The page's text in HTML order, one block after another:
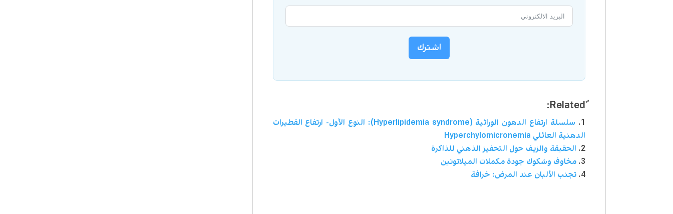
اشترك
سلسلة ارتفاع الدهون الوراثية (Hyperlipidemia syndrome): النوع الأول- ارتفاع القطيرات
الدهنية العائلي Hyperchylomicronemia
الحقيقة والزيف حول التحفيز الذهني للذاكرة
مخاوف وشكوك جودة مكملات الميلاتونين
تجنب الألبان عند المرض: خرافة